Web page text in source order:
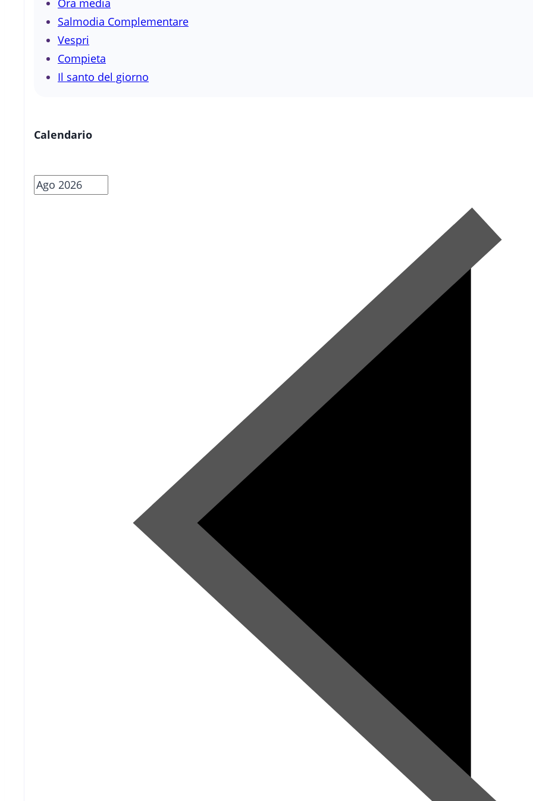
Ora media
Salmodia Complementare
Vespri
Compieta
Il santo del giorno
Calendario